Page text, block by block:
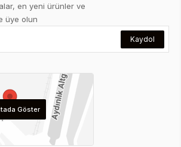
en yeni ürünler ve
üye olun
Kaydol
Göster